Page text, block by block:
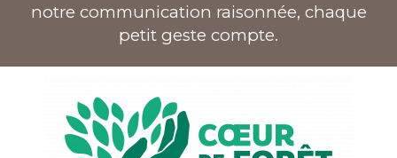
notre communication raisonnée, chaque
petit geste compte.